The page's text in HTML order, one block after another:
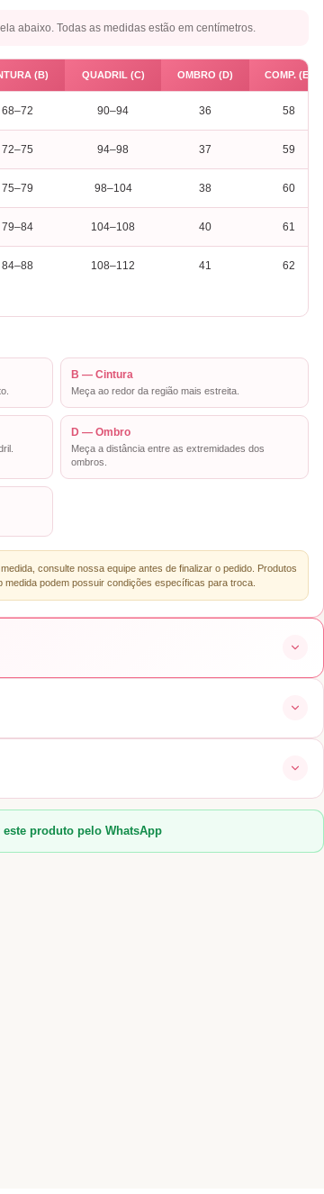
abaixo. Todas as medidas estão em centímetros.
(B) QUADRIL (C) OMBRO (D) COMP. (E)
68–72 90–94 36 58
72–75 94–98 37 59
75–79 98–104 38 60
79–84 104–108 40 61
84–88 108–112 41 62
B — Cintura
Meça ao redor da região mais estreita.
D — Ombro
Meça a distância entre as extremidades dos
ombros.
consulte nossa equipe antes de finalizar o pedido. Produtos
podem possuir condições específicas para troca.
produto pelo WhatsApp